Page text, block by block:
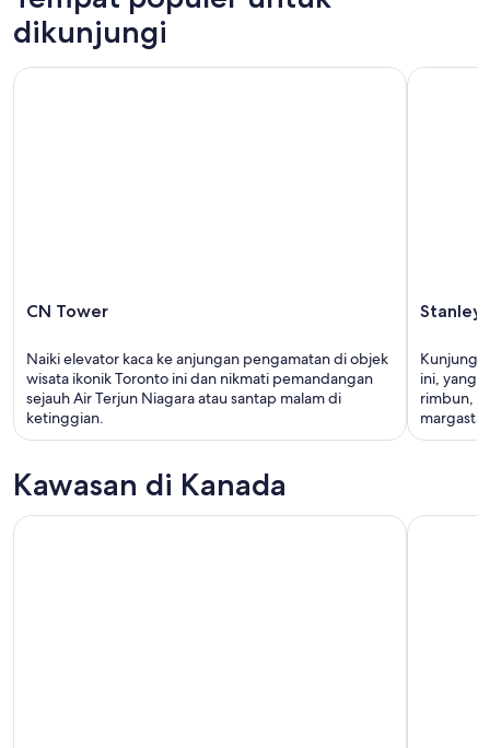
dikunjungi
CN Tower
Naiki elevator kaca ke anjungan pengamatan di objek
wisata ikonik Toronto ini dan nikmati pemandangan
sejauh Air Terjun Niagara atau santap malam di
ketinggian.
CN Tower
Stanley
Kunjungi
ini, yang
rimbun,
Stanley
Kawasan di Kanada